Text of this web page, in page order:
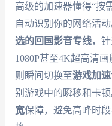
高级的加速器懂得“按
自动识别你的网络活
选的回国影音专线，
1080P甚至4K超高清
则瞬间切换至游戏加
别游戏中的瞬移和卡
宽保障，避免高峰时